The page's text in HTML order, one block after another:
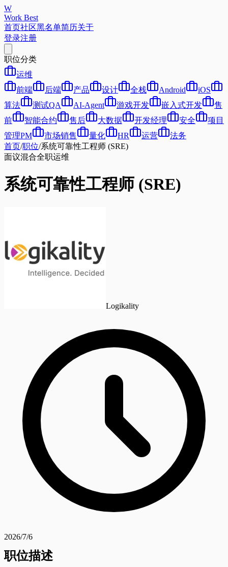
W
Work Best
首页社区黑名单简历关于
登录注册
职位分类
运维
前端
后端 产品 设计 全栈 Android
iOS
算法
测试QA AI-Agent 游戏开发 嵌入式开发
售
前
智能合约 售后 大数据 开发经理 安全
项目
管理PM
市场销售 量化 HR 运营
法务
首页/职位/系统可靠性工程师 (SRE)
面议混合全职运维
系统可靠性工程师 (SRE)
Logikality
2026/7/6
职位描述